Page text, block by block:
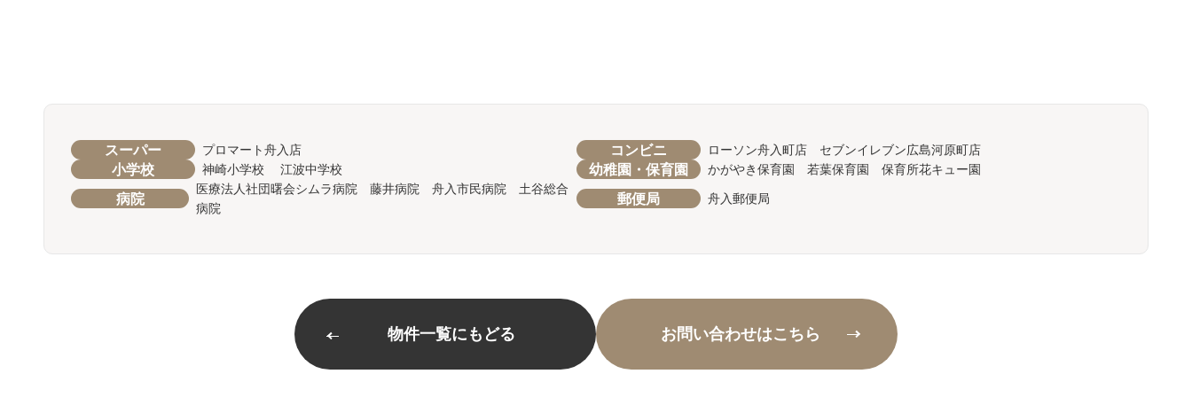
スーパー プロマート舟入店 コンビニ ローソン舟入町店 セブンイレブン広島河原町店
小学校 神崎小学校 江波中学校 幼稚園・保育園 かがやき保育園 若葉保育園 保育所花キュー園
病院
医療法人社団曙会シムラ病院 藤井病院 舟入市民病院 土谷総合
病院
郵便局 舟入郵便局
物件一覧にもどる お問い合わせはこちら